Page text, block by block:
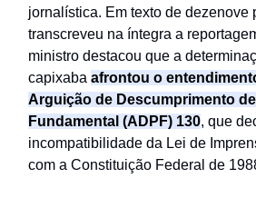
jornalística. Em texto de dezenove
transcreveu na íntegra a
ministro destacou que a
capixaba afrontou o
Arguição de Descumprimento
Fundamental (ADPF) 130, que
incompatibilidade da Lei de
com a Constituição Federal de